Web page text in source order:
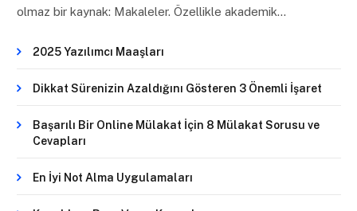
olmaz bir kaynak: Makaleler. Özellikle akademik…
2025 Yazılımcı Maaşları
Dikkat Sürenizin Azaldığını Gösteren 3 Önemli İşaret
Başarılı Bir Online Mülakat İçin 8 Mülakat Sorusu ve
Cevapları
En İyi Not Alma Uygulamaları